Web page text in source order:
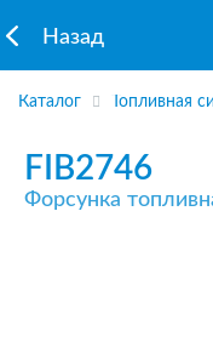
Назад
Каталог Топливная
FIB2746
Форсунка